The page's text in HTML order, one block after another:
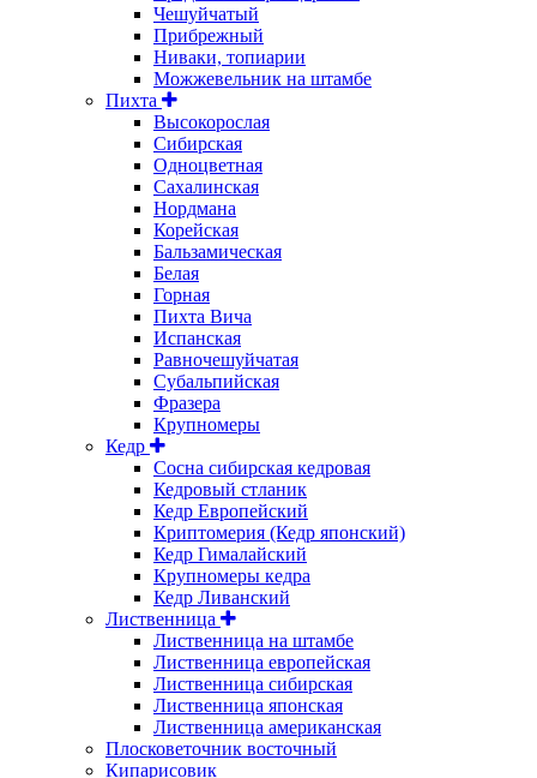
Чешуйчатый
Прибрежный
Ниваки, топиарии
Можжевельник на штамбе
Пихта
Высокорослая
Сибирская
Одноцветная
Сахалинская
Нордмана
Корейская
Бальзамическая
Белая
Горная
Пихта Вича
Испанская
Равночешуйчатая
Субальпийская
Фразера
Крупномеры
Кедр
Сосна сибирская кедровая
Кедровый стланик
Кедр Европейский
Криптомерия (Кедр японский)
Кедр Гималайский
Крупномеры кедра
Кедр Ливанский
Лиственница
Лиственница на штамбе
Лиственница европейская
Лиственница сибирская
Лиственница японская
Лиственница американская
Плосковеточник восточный
Кипарисовик